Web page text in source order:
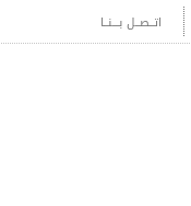
اتــصــل بـــنــا